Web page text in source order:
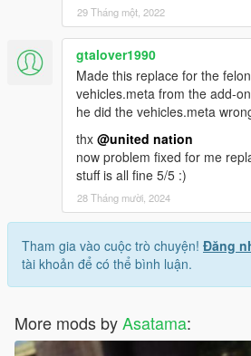
29 Tháng một, 2022
gtalover1990
Made this replace for the
vehicles.meta from the add-
he did the vehicles.meta
thx @united nation
now problem fixed for me
stuff is all fine 5/5 :)
28 Tháng mười, 2024
Tham gia vào cuộc trò chuyện! Đăng
tài khoản để có thể bình luận.
More mods byAsatama: